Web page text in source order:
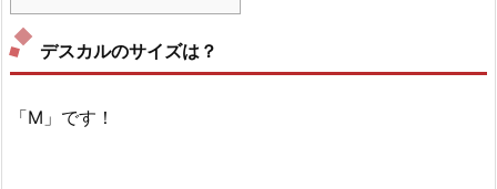
デスカルのサイズは？
「M」です！